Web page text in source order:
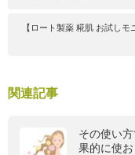
【ロート製薬 糀肌 お試し
関連記事
その使い
果的に使お